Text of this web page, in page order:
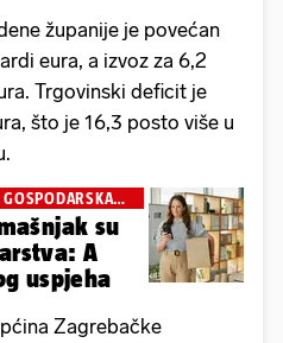
županije je povećan
eura, a izvoz za 6,2
Trgovinski deficit je
što je 16,3 posto više u
su
A
uspjeha
Zagrebačke